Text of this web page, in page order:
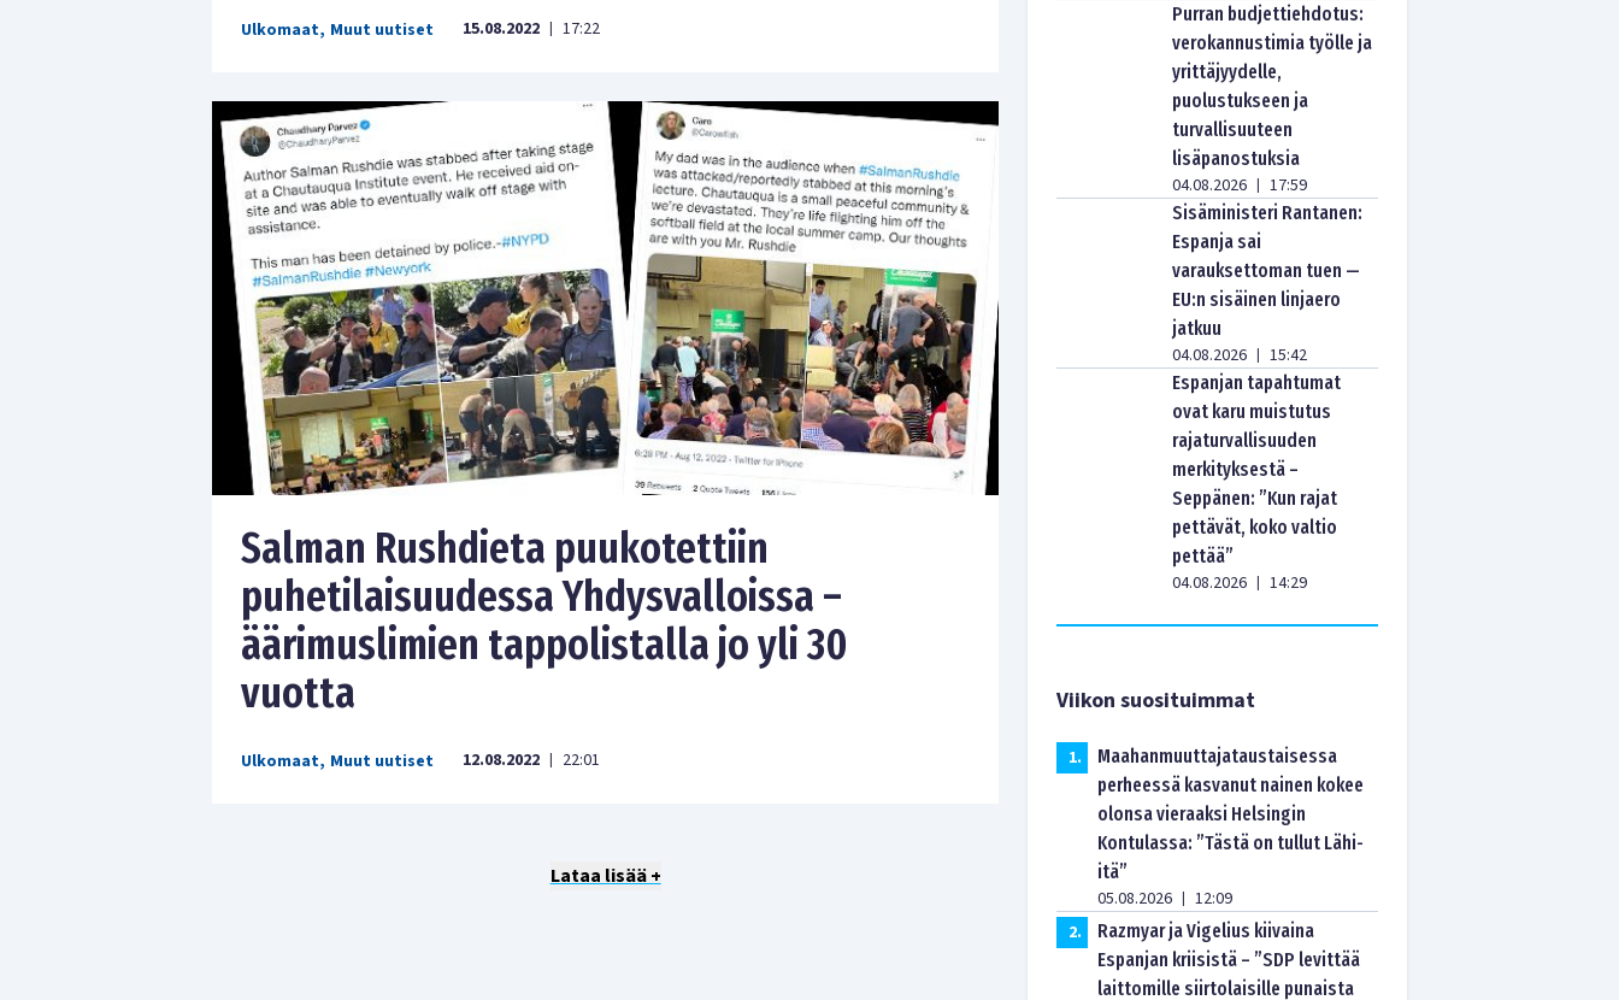
Ulkomaat, Muut uutiset 15.08.2022 | 17:22
Salman Rushdieta puukotettiin
puhetilaisuudessa Yhdysvalloissa –
äärimuslimien tappolistalla jo yli 30
vuotta
Ulkomaat, Muut uutiset 12.08.2022 | 22:01
Lataa lisää +
Purran budjettiehdotus:
verokannustimia työlle ja
yrittäjyydelle,
puolustukseen ja
turvallisuuteen
lisäpanostuksia
04.08.2026 | 17:59
Sisäministeri Rantanen:
Espanja sai
varauksettoman tuen —
EU:n sisäinen linjaero
jatkuu
04.08.2026 | 15:42
Espanjan tapahtumat
ovat karu muistutus
rajaturvallisuuden
merkityksestä –
Seppänen: ”Kun rajat
pettävät, koko valtio
pettää”
04.08.2026 | 14:29
Viikon suosituimmat
1.
Maahanmuuttajataustaisessa
perheessä kasvanut nainen kokee
olonsa vieraaksi Helsingin
Kontulassa: ”Tästä on tullut Lähi-
itä”
05.08.2026 | 12:09
2.
Razmyar ja Vigelius kiivaina
Espanjan kriisistä – ”SDP levittää
laittomille siirtolaisille punaista